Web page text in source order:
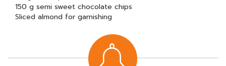
150 g semi sweet chocolate chips
Sliced almond for garnishing